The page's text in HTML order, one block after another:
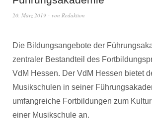
20. März 2019 von Redaktion
Die Bildungsangebote der
zentraler Bestandteil des
VdM Hessen. Der VdM Hessen bietet
Musikschulen in seiner
umfangreiche Fortbildungen zum
einer Musikschule an.